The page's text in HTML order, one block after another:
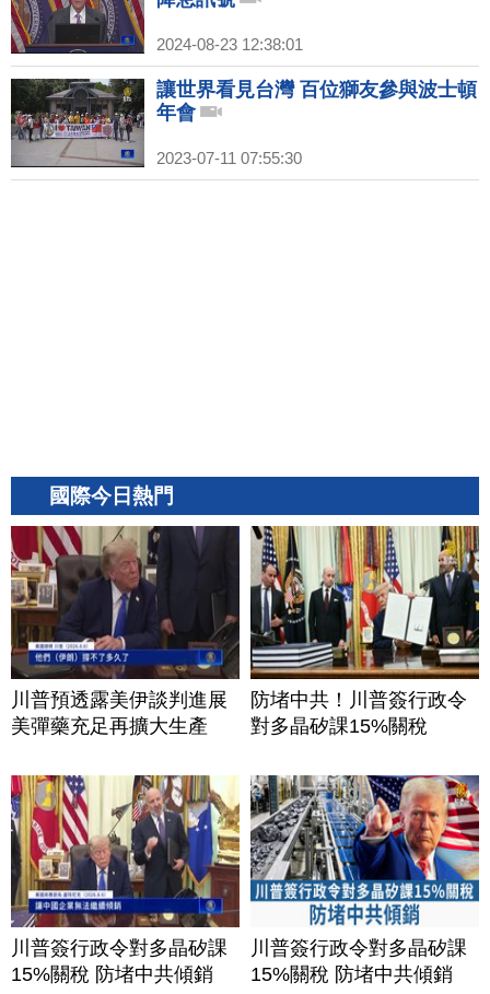
2024-08-23 12:38:01
讓世界看見台灣 百位獅友參與波士頓
年會
2023-07-11 07:55:30
國際今日熱門
川普預透露美伊談判進展
美彈藥充足再擴大生產
防堵中共！川普簽行政令
對多晶矽課15%關稅
川普簽行政令對多晶矽課
15%關稅 防堵中共傾銷
川普簽行政令對多晶矽課
15%關稅 防堵中共傾銷